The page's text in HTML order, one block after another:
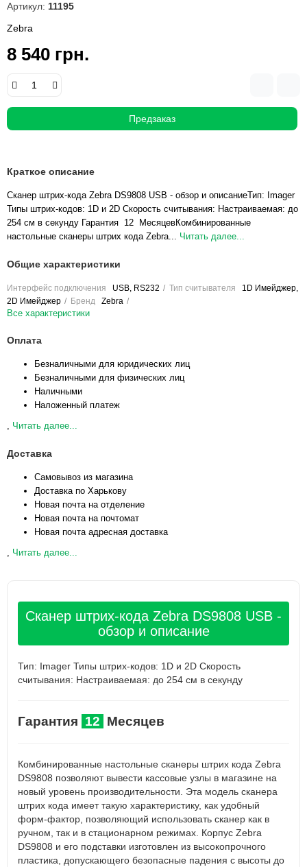
Артикул: 11195
Zebra
8 540 грн.
Предзаказ
Краткое описание
Сканер штрих-кода Zebra DS9808 USB - обзор и описаниеТип: Imager
Типы штрих-кодов: 1D и 2D Скорость считывания: Настраиваемая: до
254 см в секунду Гарантия 12 МесяцевКомбинированные
настольные сканеры штрих кода Zebra... Читать далее...
Общие характеристики
Интерфейс подключения USB, RS232 Тип считывателя
1D Имейджер,
2D Имейджер
Бренд Zebra
Все характеристики
Оплата
Безналичными для юридических лиц
Безналичными для физических лиц
Наличными
Наложенный платеж
, Читать далее...
Доставка
Самовывоз из магазина
Доставка по Харькову
Новая почта на отделение
Новая почта на почтомат
Новая почта адресная доставка
, Читать далее...
Сканер штрих-кода Zebra DS9808 USB -
обзор и описание
Тип: Imager Типы штрих-кодов: 1D и 2D Скорость
считывания: Настраиваемая: до 254 см в секунду
Гарантия 12 Месяцев
Комбинированные настольные сканеры штрих кода Zebra
DS9808 позволяют вывести кассовые узлы в магазине на
новый уровень производительности. Эта модель сканера
штрих кода имеет такую характеристику, как удобный
форм-фактор, позволяющий использовать сканер как в
ручном, так и в стационарном режимах. Корпус Zebra
DS9808 и его подставки изготовлен из высокопрочного
пластика, допускающего безопасные падения с высоты до